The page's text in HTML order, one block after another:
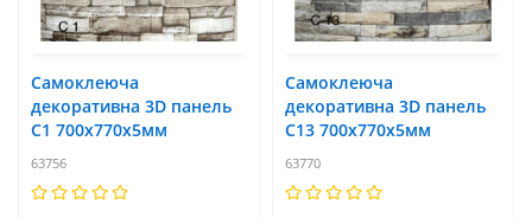
Самоклеюча
декоративна 3D панель
С1 700x770х5мм
63756
Самоклеюча
декоративна 3D панель
С13 700x770х5мм
63770